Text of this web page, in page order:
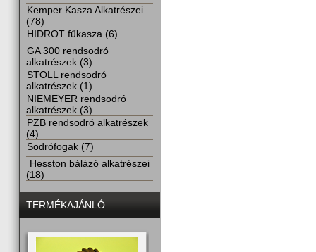
Kemper Kasza Alkatrészei
(78)
HIDROT fűkasza (6)
GA 300 rendsodró
alkatrészek (3)
STOLL rendsodró
alkatrészek (1)
NIEMEYER rendsodró
alkatrészek (3)
PZB rendsodró alkatrészek
(4)
Sodrófogak (7)
Hesston bálázó alkatrészei
(18)
TERMÉKAJÁNLÓ